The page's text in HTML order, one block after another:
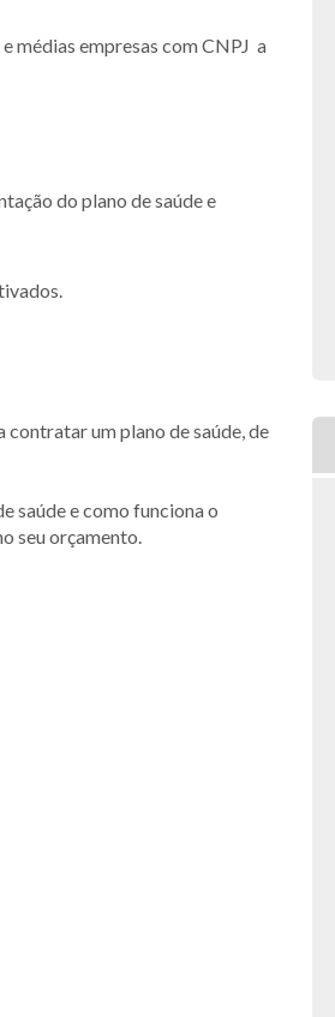
médias empresas com CNPJ a
do plano de saúde e
contratar um plano de saúde, de
saúde e como funciona o
seu orçamento.